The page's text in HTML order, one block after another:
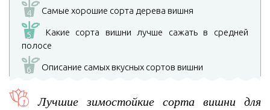
4 Самые хорошие сорта дерева вишня
5
Какие сорта вишни лучше сажать в средней
полосе
6 Описание самых вкусных сортов вишни
Лучшие зимостойкие сорта вишни для